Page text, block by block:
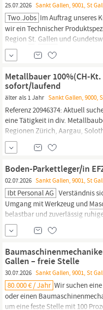
25.07.2026 Sankt Gallen, 9001, St
Two.jobs Im Auftrag unseres
wir ein Technischer
Region St. Gallen und
Produktspezialist bist du die
unseren Kunden, dem Verkauf,
Metallbauer 100%(CH-
sofort/laufend
älter als 1 Jahr Sankt Gallen, 9000,
Referenz 20946374: Aktuell
eine Tätigkeit in div.
Regionen Zürich, Aargau,
Basel, u.w. Eine
nach direkter Vereinbarung mit
Boden-Parkettleger/in
02.07.2026 Sankt Gallen, 9001, St
Ibt Personal AG Verständnis
Umgang mit Werkzeug und
belastbar und zuverlässig
Zeiten sehr gute
Führerausweis Kat. B
9000St.GallenT+
Gallen – freie Stelle
30.07.2026 Sankt Gallen, 9001, St
80.000 € / Jahr Wir suchen
oder einen
um eine feste Stelle mit 100